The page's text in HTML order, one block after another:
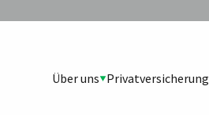
Über uns Privatversicherung